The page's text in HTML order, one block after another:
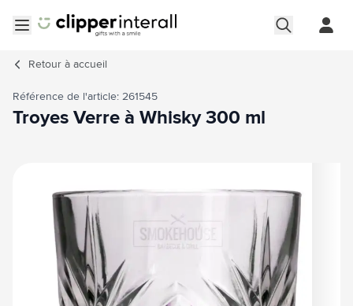
Retour à accueil
Référence de l'article: 261545
Troyes Verre à Whisky 300 ml